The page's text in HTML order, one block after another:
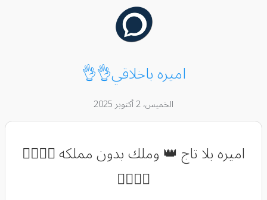
اميره باخلاقي👌👌
الخميس، 2 أكتوبر 2025
اميره بلا تاج 👑 وملك بدون مملكه 👉🏽👉🏽
👉🏽👉🏽